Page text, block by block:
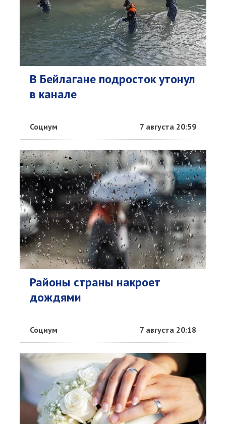
В Бейлагане подросток утонул
в канале
Социум 7 августа 20:59
Районы страны накроет
дождями
Социум 7 августа 20:18